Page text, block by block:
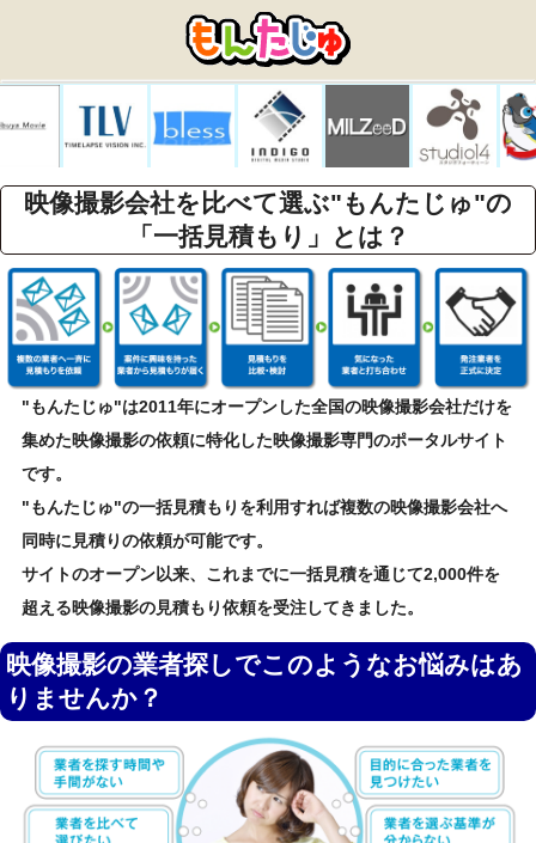
映像撮影会社を比べて選ぶ"もんたじゅ"の
「一括見積もり」とは？
"もんたじゅ"は2011年にオープンした全国の映像撮影会社だけを
集めた映像撮影の依頼に特化した映像撮影専門のポータルサイト
です。
"もんたじゅ"の一括見積もりを利用すれば複数の映像撮影会社へ
同時に見積りの依頼が可能です。
サイトのオープン以来、これまでに一括見積を通じて2,000件を
超える映像撮影の見積もり依頼を受注してきました。
映像撮影の業者探しでこのようなお悩みはあ
りませんか？